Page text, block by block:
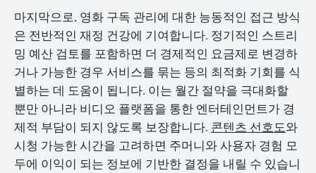
마지막으로, 영화 구독 관리에 대한 능동적인 접근 방식
은 전반적인 재정 건강에 기여합니다. 정기적인 스트리
밍 예산 검토를 포함하면 더 경제적인 요금제로 변경하
거나 가능한 경우 서비스를 묶는 등의 최적화 기회를 식
별하는 데 도움이 됩니다. 이는 월간 절약을 극대화할
뿐만 아니라 비디오 플랫폼을 통한 엔터테인먼트가 경
제적 부담이 되지 않도록 보장합니다. 콘텐츠 선호도와
시청 가능한 시간을 고려하면 주머니와 사용자 경험 모
두에 이익이 되는 정보에 기반한 결정을 내릴 수 있습니